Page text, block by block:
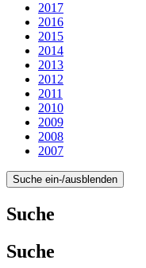
2017
2016
2015
2014
2013
2012
2011
2010
2009
2008
2007
Suche ein-/ausblenden
Suche
Suche